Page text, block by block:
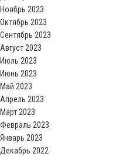
Ноябрь 2023
Октябрь 2023
Сентябрь 2023
Август 2023
Июль 2023
Июнь 2023
Май 2023
Апрель 2023
Март 2023
Февраль 2023
Январь 2023
Декабрь 2022